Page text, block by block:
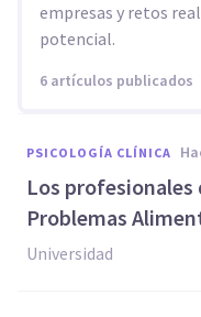
empresas y retos
potencial.
6 artículos publicados
PSICOLOGÍA CLÍNICA
Los
Problemas
Universidad